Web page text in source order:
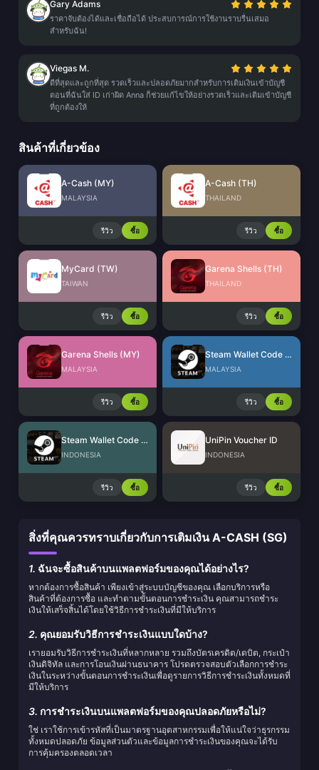
Gary Adams
ราคาจับต้องได้และเชื่อถือได้ ประสบการณ์การใช้งานราบรื่นเสมอ
สำหรับฉัน!
Viegas M.
ดีที่สุดและถูกที่สุด รวดเร็วและปลอดภัยมากสำหรับการเติมเงินเข้าบัญชี
ตอนที่ฉันใส่ ID เก่าผิด Anna ก็ช่วยแก้ไขให้อย่างรวดเร็วและเติมเข้าบัญชี
ที่ถูกต้องให้
สินค้าที่เกี่ยวข้อง
A-Cash (MY)
MALAYSIA
รีวิว ซื้อ
A-Cash (TH)
THAILAND
รีวิว ซื้อ
MyCard (TW)
TAIWAN
รีวิว ซื้อ
Garena Shells (TH)
THAILAND
รีวิว ซื้อ
Garena Shells (MY)
MALAYSIA
รีวิว ซื้อ
Steam Wallet Code (MYR)
MALAYSIA
รีวิว ซื้อ
Steam Wallet Code (IDR)
INDONESIA
รีวิว ซื้อ
UniPin Voucher ID
INDONESIA
รีวิว ซื้อ
สิ่งที่คุณควรทราบเกี่ยวกับการเติมเงิน A-CASH (SG)
1. ฉันจะซื้อสินค้าบนแพลตฟอร์มของคุณได้อย่างไร?
หากต้องการซื้อสินค้า เพียงเข้าสู่ระบบบัญชีของคุณ เลือกบริการหรือ
สินค้าที่ต้องการซื้อ และทำตามขั้นตอนการชำระเงิน คุณสามารถชำระ
เงินให้เสร็จสิ้นได้โดยใช้วิธีการชำระเงินที่มีให้บริการ
2. คุณยอมรับวิธีการชำระเงินแบบใดบ้าง?
เรายอมรับวิธีการชำระเงินที่หลากหลาย รวมถึงบัตรเครดิต/เดบิต, กระเป๋า
เงินดิจิทัล และการโอนเงินผ่านธนาคาร โปรดตรวจสอบตัวเลือกการชำระ
เงินในระหว่างขั้นตอนการชำระเงินเพื่อดูรายการวิธีการชำระเงินทั้งหมดที่
มีให้บริการ
3. การชำระเงินบนแพลตฟอร์มของคุณปลอดภัยหรือไม่?
ใช่ เราใช้การเข้ารหัสที่เป็นมาตรฐานอุตสาหกรรมเพื่อให้แน่ใจว่าธุรกรรม
ทั้งหมดปลอดภัย ข้อมูลส่วนตัวและข้อมูลการชำระเงินของคุณจะได้รับ
การคุ้มครองตลอดเวลา